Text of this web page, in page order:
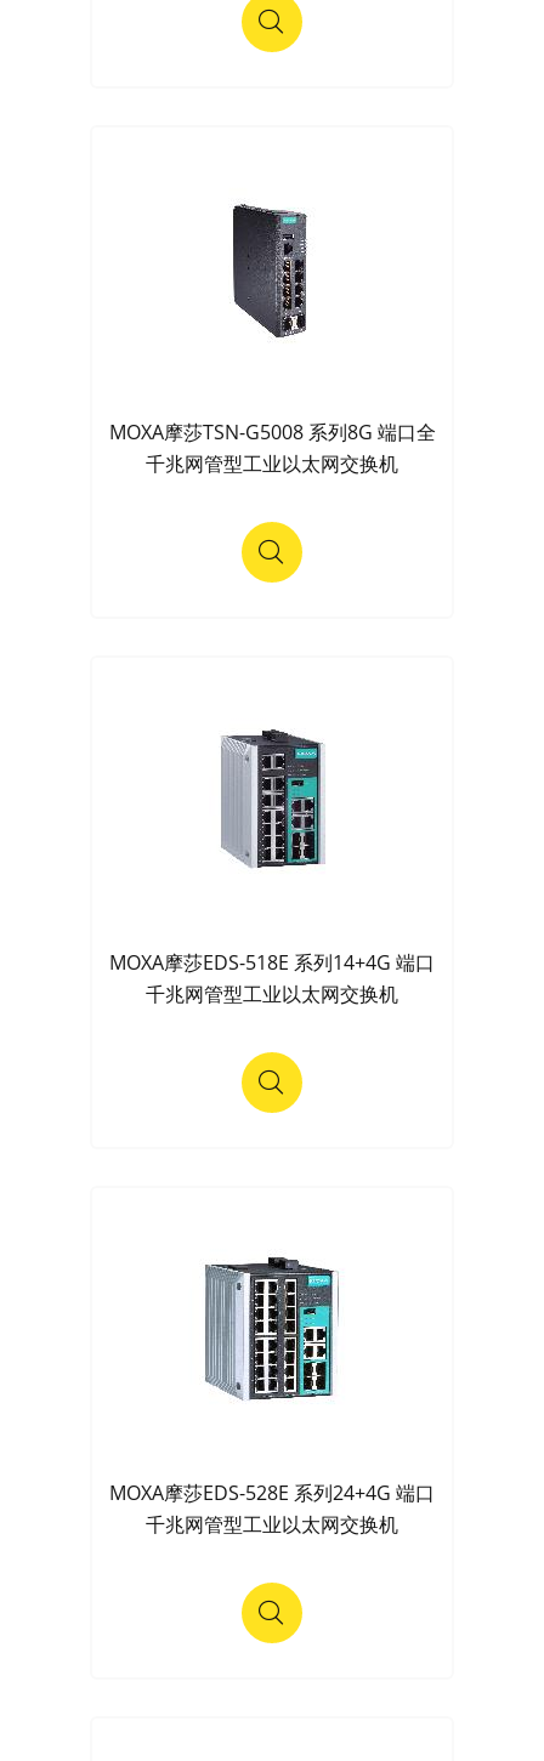
MOXA摩莎TSN-G5008 系列8G 端口全
千兆网管型工业以太网交换机
MOXA摩莎EDS-518E 系列14+4G 端口
千兆网管型工业以太网交换机
MOXA摩莎EDS-528E 系列24+4G 端口
千兆网管型工业以太网交换机